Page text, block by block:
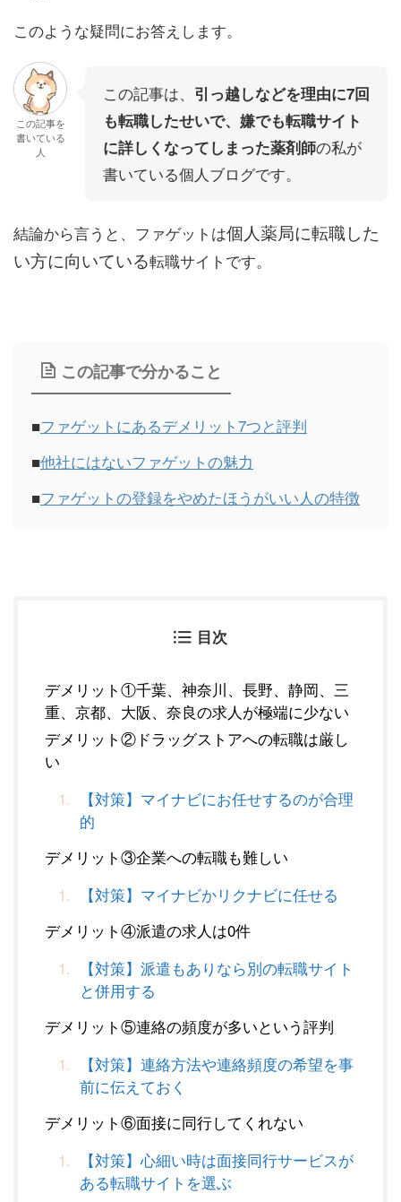
このような疑問にお答えします。
この記事を
書いている
人
この記事は、 引っ越しなどを理由に7回
も転職したせいで、嫌でも転職サイト
に詳しくなってしまった薬剤師の私が
書いている個人ブログです。
結論から言うと、ファゲットは個人薬局に転職した
い方に向いている転職サイトです。
この記事で分かること
■ファゲットにあるデメリット7つと評判
■他社にはないファゲットの魅力
■ファゲットの登録をやめたほうがいい人の特徴
目次
デメリット①千葉、神奈川、長野、静岡、三
重、京都、大阪、奈良の求人が極端に少ない
デメリット②ドラッグストアへの転職は厳し
い
【対策】マイナビにお任せするのが合理
的
デメリット③企業への転職も難しい
【対策】マイナビかリクナビに任せる
デメリット④派遣の求人は0件
【対策】派遣もありなら別の転職サイト
と併用する
デメリット⑤連絡の頻度が多いという評判
【対策】連絡方法や連絡頻度の希望を事
前に伝えておく
デメリット⑥面接に同行してくれない
【対策】心細い時は面接同行サービスが
ある転職サイトを選ぶ